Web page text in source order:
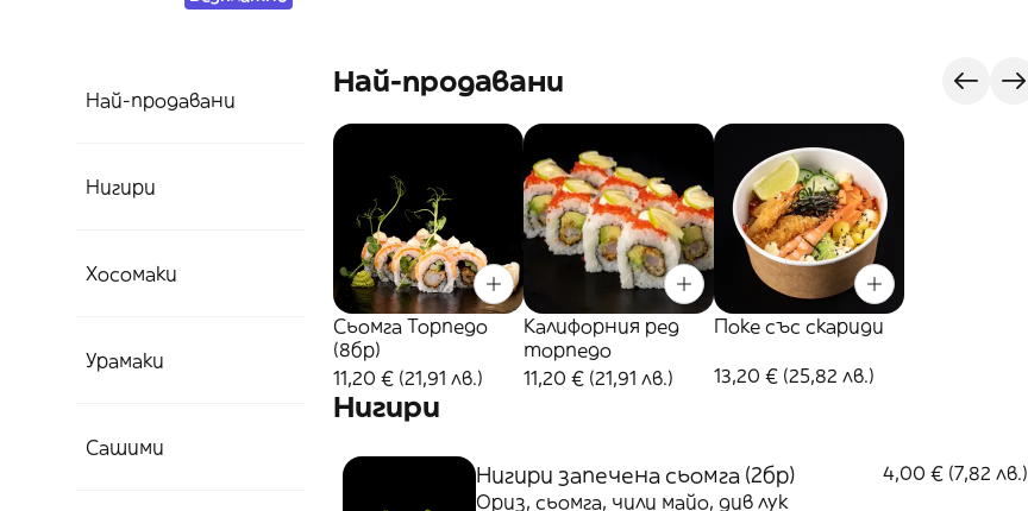
Най-продавани
Нигири
Хосомаки
Урамаки
Сашими
Най-продавани
Сьомга Торпедо
(8бр)
11,20 € (21,91 лв.)
Калифорния ред
торпедо
11,20 € (21,91 лв.)
Поке със скариди
13,20 € (25,82 лв.)
Нигири
Нигири запечена сьомга (2бр)
4,00 € (7,82 лв.)
Ориз, сьомга, чили майо, див лук